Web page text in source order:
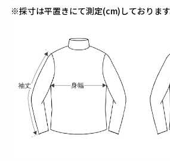
※採寸は平置きにて測定(cm)しております